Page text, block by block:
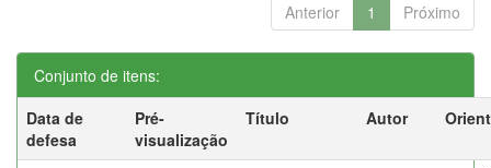
Anterior 1 Próximo
Conjunto de itens:
Data de
defesa
Pré-
visualização
Título Autor